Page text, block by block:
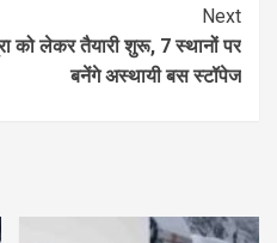
Next
को लेकर तैयारी शुरू, 7 स्थानों पर
बनेंगे अस्थायी बस स्टॉपेज